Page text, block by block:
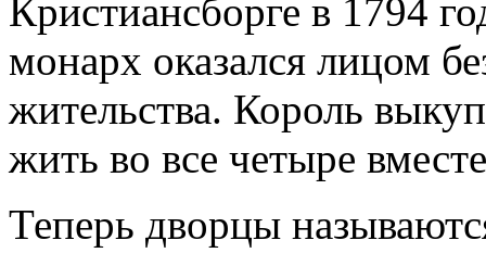
Кристиансборге в 1794
монарх оказался лицом
жительства. Король
жить во все четыре
Теперь дворцы